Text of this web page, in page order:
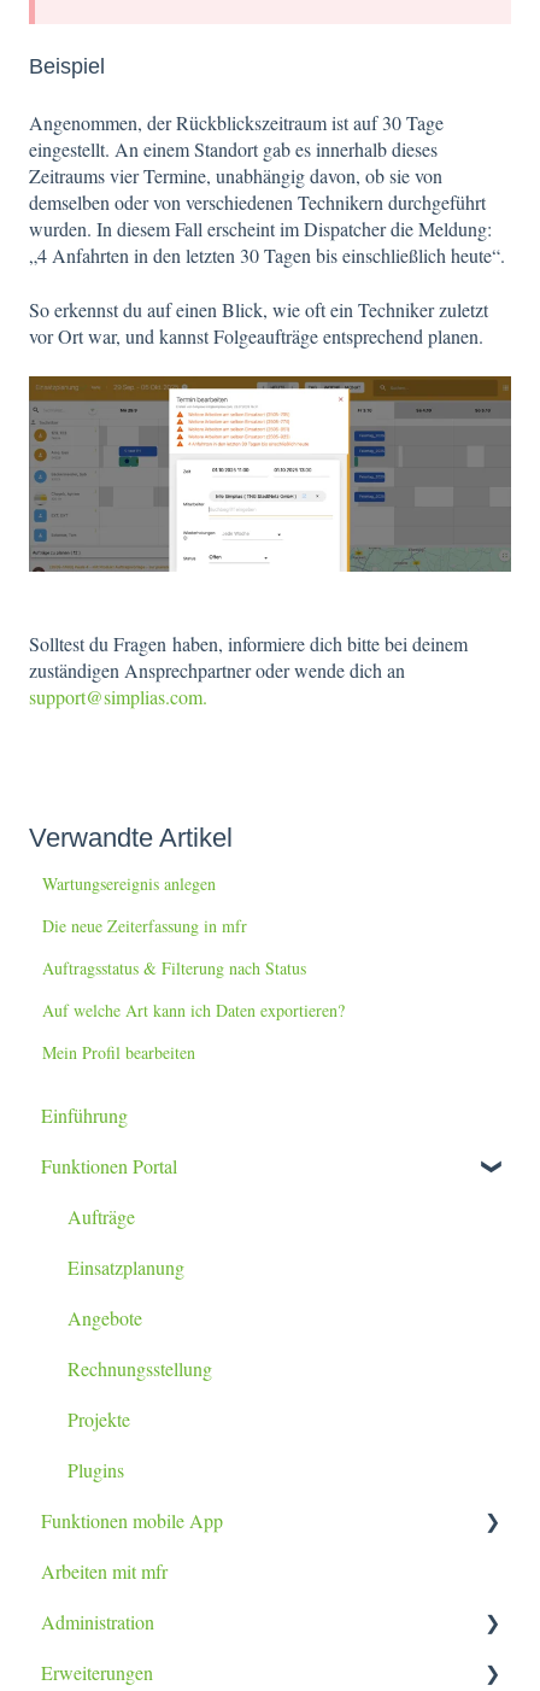
Beispiel
Angenommen, der Rückblickszeitraum ist auf 30 Tage
eingestellt. An einem Standort gab es innerhalb dieses
Zeitraums vier Termine, unabhängig davon, ob sie von
demselben oder von verschiedenen Technikern durchgeführt
wurden. In diesem Fall erscheint im Dispatcher die Meldung:
„4 Anfahrten in den letzten 30 Tagen bis einschließlich heute“.
So erkennst du auf einen Blick, wie oft ein Techniker zuletzt
vor Ort war, und kannst Folgeaufträge entsprechend planen.
Solltest du Fragen haben, informiere dich bitte bei deinem
zuständigen Ansprechpartner oder wende dich an
support@simplias.com.
Verwandte Artikel
Wartungsereignis anlegen
Die neue Zeiterfassung in mfr
Auftragsstatus & Filterung nach Status
Auf welche Art kann ich Daten exportieren?
Mein Profil bearbeiten
Einführung
Funktionen Portal
Aufträge
Einsatzplanung
Angebote
Rechnungsstellung
Projekte
Plugins
Funktionen mobile App
Tablet / Smartphone App
Arbeiten mit mfr
Administration
Datenimport
Erweiterungen